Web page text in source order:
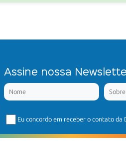
Assine nossa
Eu concordo em receber o contato da